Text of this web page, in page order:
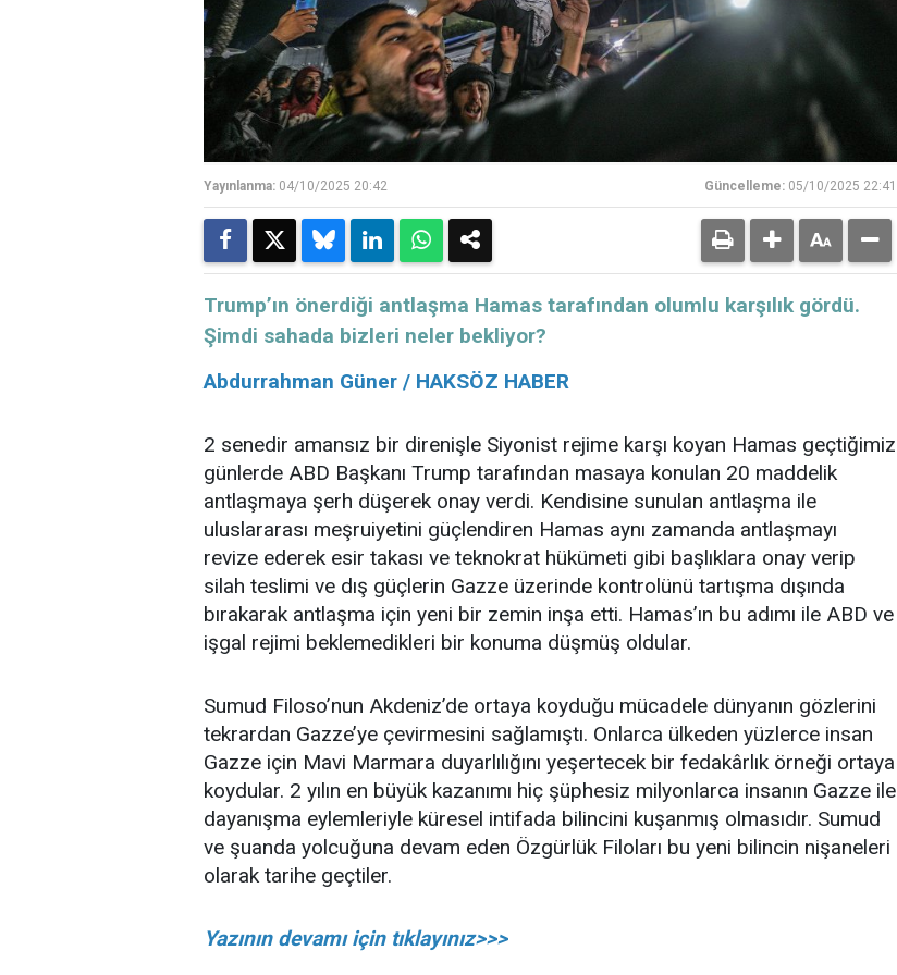
Yayınlanma: 04/10/2025 20:42 Güncelleme: 05/10/2025 22:41
Trump’ın önerdiği antlaşma Hamas tarafından olumlu karşılık gördü.
Şimdi sahada bizleri neler bekliyor?
Abdurrahman Güner / HAKSÖZ HABER
2 senedir amansız bir direnişle Siyonist rejime karşı koyan Hamas geçtiğimiz
günlerde ABD Başkanı Trump tarafından masaya konulan 20 maddelik
antlaşmaya şerh düşerek onay verdi. Kendisine sunulan antlaşma ile
uluslararası meşruiyetini güçlendiren Hamas aynı zamanda antlaşmayı
revize ederek esir takası ve teknokrat hükümeti gibi başlıklara onay verip
silah teslimi ve dış güçlerin Gazze üzerinde kontrolünü tartışma dışında
bırakarak antlaşma için yeni bir zemin inşa etti. Hamas’ın bu adımı ile ABD ve
işgal rejimi beklemedikleri bir konuma düşmüş oldular.
Sumud Filoso’nun Akdeniz’de ortaya koyduğu mücadele dünyanın gözlerini
tekrardan Gazze’ye çevirmesini sağlamıştı. Onlarca ülkeden yüzlerce insan
Gazze için Mavi Marmara duyarlılığını yeşertecek bir fedakârlık örneği ortaya
koydular. 2 yılın en büyük kazanımı hiç şüphesiz milyonlarca insanın Gazze ile
dayanışma eylemleriyle küresel intifada bilincini kuşanmış olmasıdır. Sumud
ve şuanda yolcuğuna devam eden Özgürlük Filoları bu yeni bilincin nişaneleri
olarak tarihe geçtiler.
Yazının devamı için tıklayınız>>>